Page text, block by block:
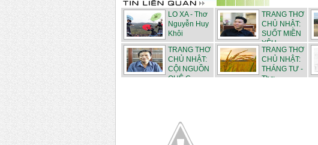
LO XA - Thơ
Nguyễn Huy
Khôi
TRANG THƠ
CHỦ NHẬT:
SUỐT MIỀN
YÊU -...
TRANG THƠ
CHỦ NHẬT:
CỘI NGUỒN
QUÊ C...
TRANG THƠ
CHỦ NHẬT:
THÁNG TƯ -
Thơ ...